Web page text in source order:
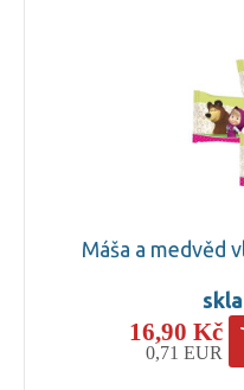
Máša a medvěd
16,90 Kč
0,71 EUR